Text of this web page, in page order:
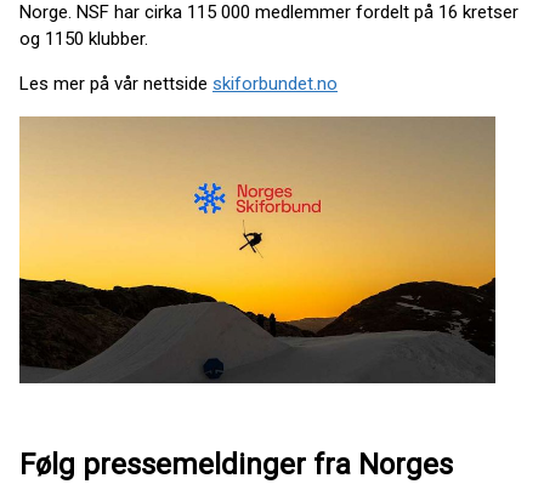
Norge. NSF har cirka 115 000 medlemmer fordelt på 16 kretser
og 1150 klubber.
Les mer på vår nettside skiforbundet.no
Følg pressemeldinger fra Norges